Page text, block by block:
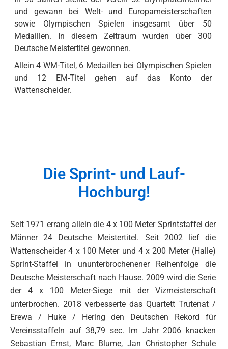
ATHLETEN
MEDIZINISCHE BETREUUNG
REKORDE
NACHWUCHS
PARALYMPISCHER SPORT
BREITENSPORT
GESUNDHEITSSPORT
LOCATION
LOHRHEIDESTADION
LEICHTATHLETIKHALLE
und gewann bei Welt- und Europameisterschaften
sowie Olympischen Spielen insgesamt über 50
Medaillen. In diesem Zeitraum wurden über 300
Deutsche Meistertitel gewonnen.
Allein 4 WM-Titel, 6 Medaillen bei Olympischen Spielen
und 12 EM-Titel gehen auf das Konto der
Wattenscheider.
Die Sprint- und Lauf-
Hochburg!
Seit 1971 errang allein die 4 x 100 Meter Sprintstaffel der
Männer 24 Deutsche Meistertitel. Seit 2002 lief die
Wattenscheider 4 x 100 Meter und 4 x 200 Meter (Halle)
Sprint-Staffel in ununterbrochenener Reihenfolge die
Deutsche Meisterschaft nach Hause. 2009 wird die Serie
der 4 x 100 Meter-Siege mit der Vizmeisterschaft
unterbrochen. 2018 verbesserte das Quartett Trutenat /
Erewa / Huke / Hering den Deutschen Rekord für
Vereinsstaffeln auf 38,79 sec. Im Jahr 2006 knacken
Sebastian Ernst, Marc Blume, Jan Christopher Schule